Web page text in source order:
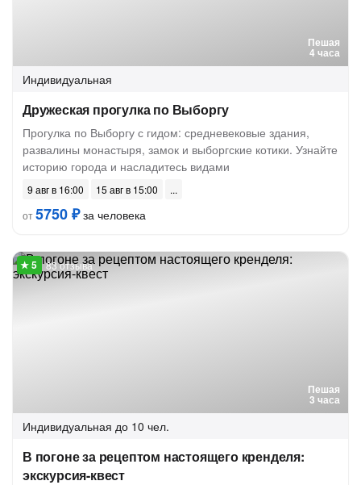
Пешая
4 часа
Индивидуальная
Дружеская прогулка по Выборгу
Прогулка по Выборгу с гидом: средневековые здания,
развалины монастыря, замок и выборгские котики. Узнайте
историю города и насладитесь видами
9 авг в 16:00
15 авг в 15:00
от5750 ₽за человека
Пешая
3 часа
83 отзыва
Индивидуальная до 10 чел.
В погоне за рецептом настоящего кренделя:
экскурсия-квест